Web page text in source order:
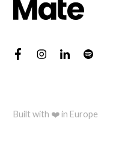
Built with ❤️ in Europe